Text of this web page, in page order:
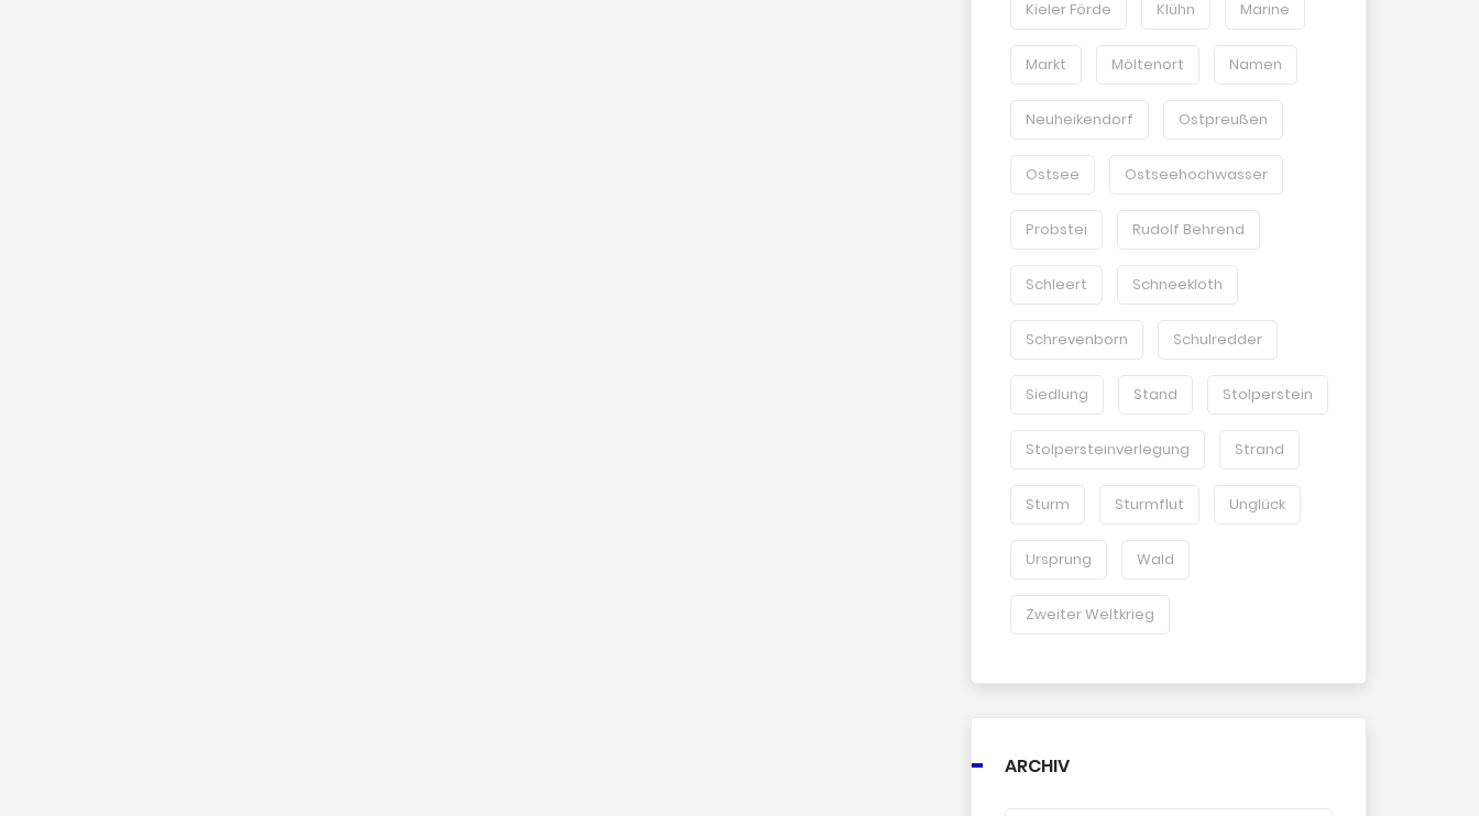
Kieler Förde Klühn Marine
Markt Möltenort Namen
Neuheikendorf Ostpreußen
Ostsee Ostseehochwasser
Probstei Rudolf Behrend
Schleert Schneekloth
Schrevenborn Schulredder
Siedlung Stand Stolperstein
Stolpersteinverlegung Strand
Sturm Sturmflut Unglück
Ursprung Wald
Zweiter Weltkrieg
ARCHIV